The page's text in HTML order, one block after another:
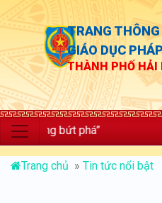
TRANG
GIÁO DỤC
THÀNH PHỐ HẢI
bứt phá”
Trang chủ » Tin tức nổi bật